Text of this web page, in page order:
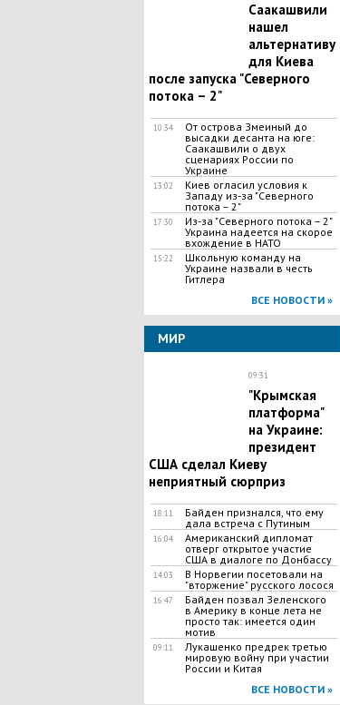
Саакашвили
нашел
альтернативу
для Киева
после запуска "Северного
потока – 2"
10:34
​От острова Змеиный до
высадки десанта на юге:
Саакашвили о двух
сценариях России по
Украине
13:02
Киев огласил условия к
Западу из-за "Северного
потока – 2"
17:30
Из-за "Северного потока – 2"
Украина надеется на скорое
вхождение в НАТО
15:22
Школьную команду на
Украине назвали в честь
Гитлера
ВСЕ НОВОСТИ »
МИР
09:31
​"Крымская
платформа"
на Украине:
президент
США сделал Киеву
неприятный сюрприз
18:11
Байден признался, что ему
дала встреча с Путиным
16:04
Американский дипломат
отверг открытое участие
США в диалоге по Донбассу
14:03
В Норвегии посетовали на
"вторжение" русского лосося
16:47
Байден позвал Зеленского
в Америку в конце лета не
просто так: имеется один
мотив
09:11
Лукашенко предрек третью
мировую войну при участии
России и Китая
ВСЕ НОВОСТИ »